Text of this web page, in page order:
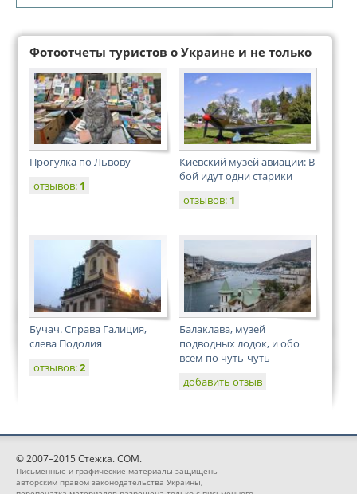
Фотоотчеты туристов о Украине и не только
Прогулка по Львову
отзывов: 1
Киевский музей авиации: В
бой идут одни старики
отзывов: 1
Бучач. Справа Галиция,
слева Подолия
отзывов:2
Балаклава, музей
подводных лодок, и обо
всем по чуть-чуть
добавить отзыв
© 2007–2015 Стежка. COM.
Письменные и графические материалы защищены
авторским правом законодательства Украины,